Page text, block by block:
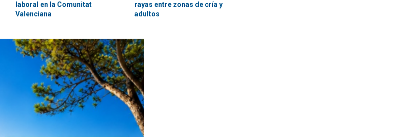
laboral en la Comunitat
Valenciana
rayas entre zonas de cría y
adultos